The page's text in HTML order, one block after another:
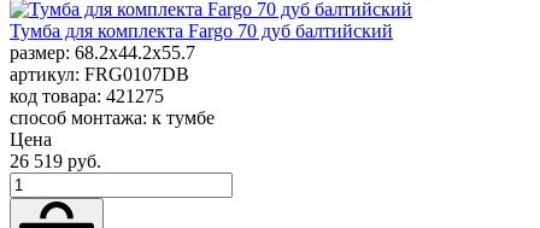
Тумба для комплекта Fargo 70 дуб балтийский
размер: 68.2x44.2x55.7
артикул: FRG0107DB
код товара: 421275
способ монтажа: к тумбе
Цена
26 519 руб.